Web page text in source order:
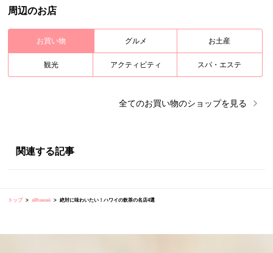
周辺のお店
お買い物 グルメ お土産
観光 アクティビティ スパ・エステ
全てのお買い物のショップを見る
関連する記事
トップ allhawaii 絶対に味わいたい！ハワイの飲茶の名店4選